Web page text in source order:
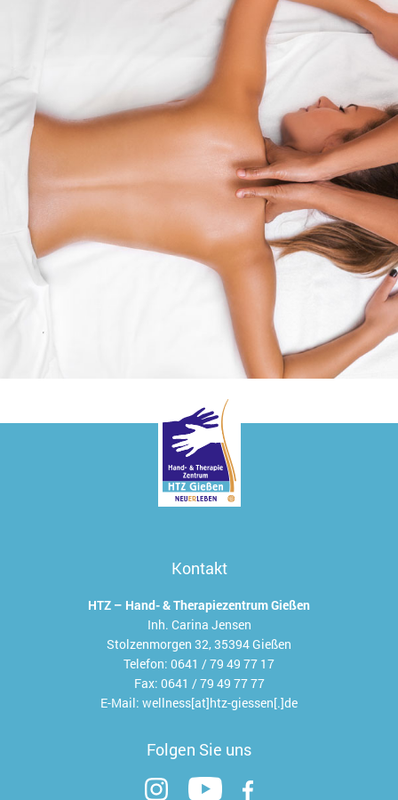
Kontakt
HTZ – Hand- & Therapiezentrum Gießen
Inh. Carina Jensen
Stolzenmorgen 32, 35394 Gießen
Telefon: 0641 / 79 49 77 17
Fax: 0641 / 79 49 77 77
E-Mail: wellness[at]htz-giessen[.]de
Folgen Sie uns